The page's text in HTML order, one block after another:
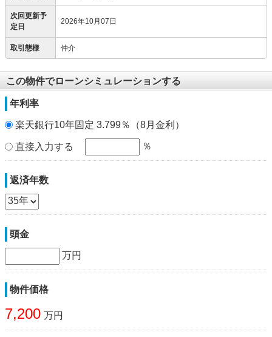
次回更新予
定日
2026年10月07日
取引態様 仲介
この物件でローンシミュレーションする
年利率
楽天銀行10年固定 3.799％（8月金利）
直接入力する ％
返済年数
頭金
万円
物件価格
7,200 万円